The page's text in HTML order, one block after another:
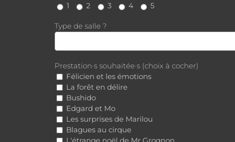
1
2 3 4 5
Type de salle ?
Prestation·s souhaitée·s (choix à cocher)
Félicien et les émotions
La forêt en délire
Bushido
Edgard et Mo
Les surprises de Marilou
Blagues au cirque
L'étrange noël de Mr Grognon